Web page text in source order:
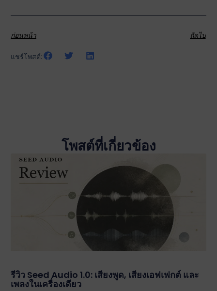
ก่อนหน้า ถัดไป
แชร์โพสต์:
โพสต์ที่เกี่ยวข้อง
รีวิว Seed Audio 1.0: เสียงพูด, เสียงเอฟเฟกต์ และ
เพลงในเครื่องเดียว